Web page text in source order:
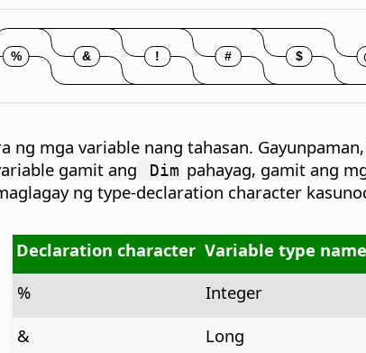
ng mga variable nang tahasan.
gamit ang
Dim pahayag, gamit ang
ng type-declaration character
Declaration character Variable type name
%
Integer
&
Long